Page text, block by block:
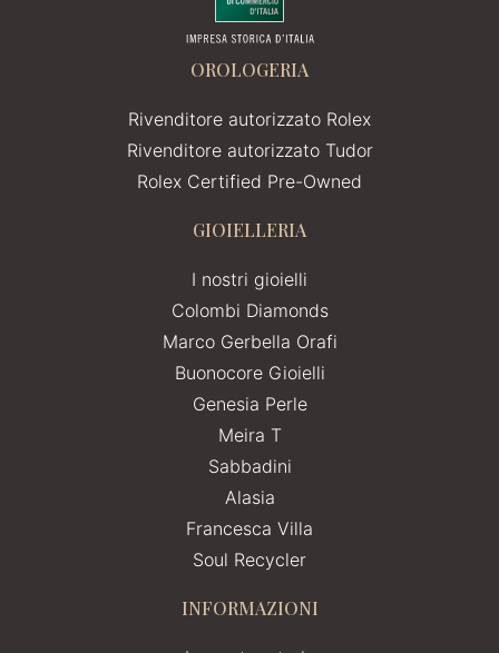
OROLOGERIA
Rivenditore autorizzato Rolex
Rivenditore autorizzato Tudor
Rolex Certified Pre-Owned
GIOIELLERIA
I nostri gioielli
Colombi Diamonds
Marco Gerbella Orafi
Buonocore Gioielli
Genesia Perle
Meira T
Sabbadini
Alasia
Francesca Villa
Soul Recycler
INFORMAZIONI